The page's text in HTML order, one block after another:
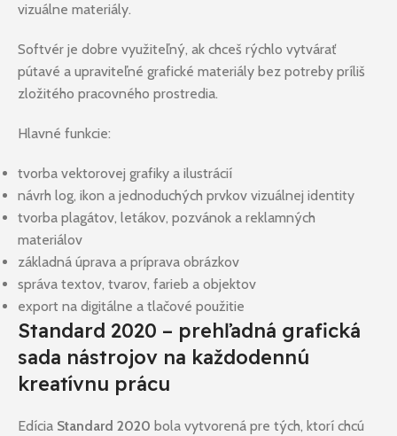
vizuálne materiály.
Softvér je dobre využiteľný, ak chceš rýchlo vytvárať
pútavé a upraviteľné grafické materiály bez potreby príliš
zložitého pracovného prostredia.
Hlavné funkcie:
tvorba vektorovej grafiky a ilustrácií
návrh log, ikon a jednoduchých prvkov vizuálnej identity
tvorba plagátov, letákov, pozvánok a reklamných
materiálov
základná úprava a príprava obrázkov
správa textov, tvarov, farieb a objektov
export na digitálne a tlačové použitie
Standard 2020 – prehľadná grafická
sada nástrojov na každodennú
kreatívnu prácu
Edícia Standard 2020 bola vytvorená pre tých, ktorí chcú